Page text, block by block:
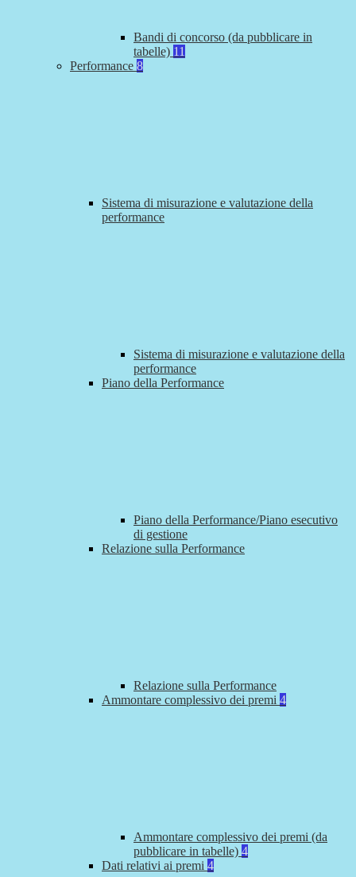
Bandi di concorso (da pubblicare in
tabelle) 11
Performance 8
Sistema di misurazione e valutazione della
performance
Sistema di misurazione e valutazione della
performance
Piano della Performance
Piano della Performance/Piano esecutivo
di gestione
Relazione sulla Performance
Relazione sulla Performance
Ammontare complessivo dei premi 4
Ammontare complessivo dei premi (da
pubblicare in tabelle) 4
Dati relativi ai premi 4